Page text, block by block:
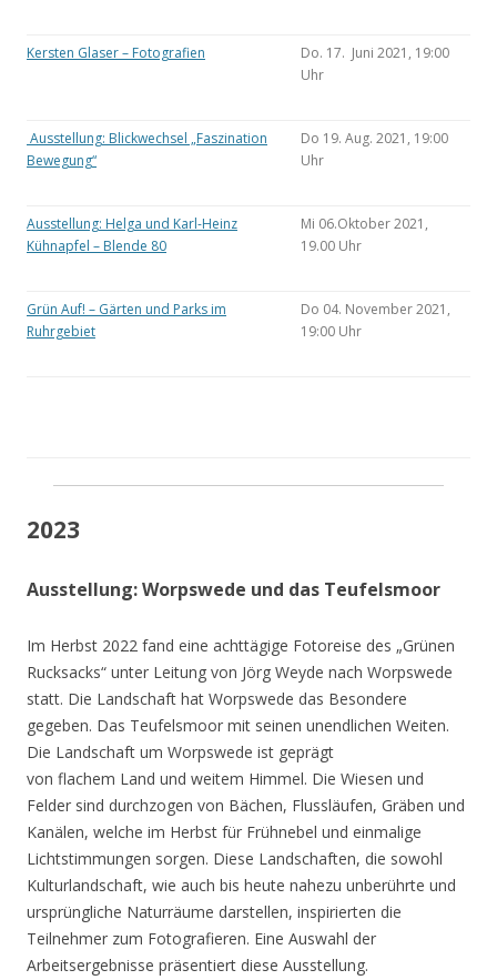
Kersten Glaser – Fotografien
Do. 17. Juni 2021, 19:00
Uhr
Ausstellung: Blickwechsel „Faszination
Bewegung“
Do 19. Aug. 2021, 19:00
Uhr
Ausstellung: Helga und Karl-Heinz
Kühnapfel – Blende 80
Mi 06.Oktober 2021,
19.00 Uhr
Grün Auf! – Gärten und Parks im
Ruhrgebiet
Do 04. November 2021,
19:00 Uhr
2023
Ausstellung: Worpswede und das Teufelsmoor
Im Herbst 2022 fand eine achttägige Fotoreise des „Grünen
Rucksacks“ unter Leitung von Jörg Weyde nach Worpswede
statt. Die Landschaft hat Worpswede das Besondere
gegeben. Das Teufelsmoor mit seinen unendlichen Weiten.
Die Landschaft um Worpswede ist geprägt
von flachem Land und weitem Himmel. Die Wiesen und
Felder sind durchzogen von Bächen, Flussläufen, Gräben und
Kanälen, welche im Herbst für Frühnebel und einmalige
Lichtstimmungen sorgen. Diese Landschaften, die sowohl
Kulturlandschaft, wie auch bis heute nahezu unberührte und
ursprüngliche Naturräume darstellen, inspirierten die
Teilnehmer zum Fotografieren. Eine Auswahl der
Arbeitsergebnisse präsentiert diese Ausstellung.